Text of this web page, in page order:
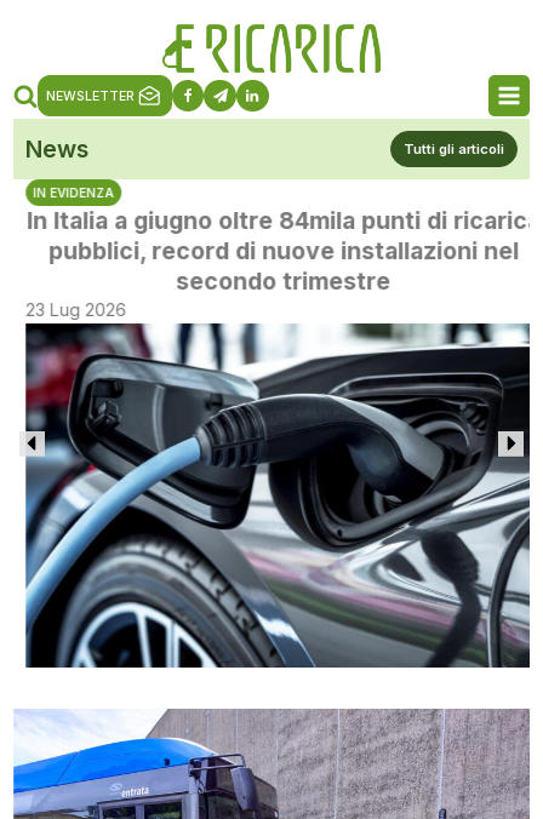
NEWSLETTER
News Tutti gli articoli
IN EVIDENZA
In Italia a giugno oltre 84mila punti di ricarica
pubblici, record di nuove installazioni nel
secondo trimestre
23 Lug 2026